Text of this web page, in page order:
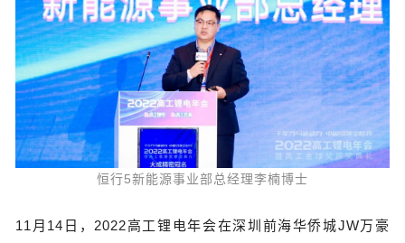
恒行5新能源事业部总经理李楠博士
11月14日，2022高工锂电年会在深圳前海华侨城JW万豪